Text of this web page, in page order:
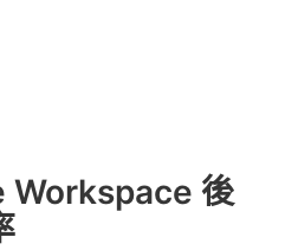
Workspace 後